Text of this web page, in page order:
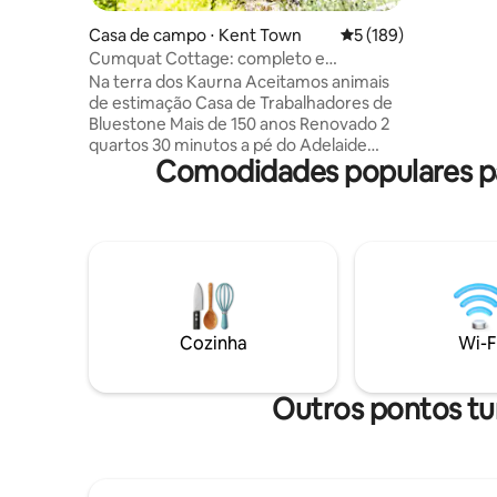
Casa de campo ⋅ Kent Town 5 de uma avaliação
5 (189)
Cumquat Cottage: completo e
conveniente em Kent Town
Na terra dos Kaurna Aceitamos animais
de estimação Casa de Trabalhadores de
Bluestone Mais de 150 anos Renovado 2
quartos 30 minutos a pé do Adelaide
Oval 10 minutos a pé do The East End
Victoria Park (eventos de ciclismo e
vindos. Café da manhã e provisões de
despensa Banheira de hidromassagem 2
estacionamentos espaçosos, seguros e
cobertos Cadeira alta e berço de viagem
bares, cafés, restaurantes, eventos
Comodidades populares
Cozinha Wi-
Outros pontos